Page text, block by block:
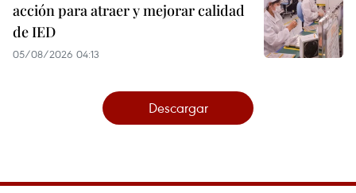
acción para atraer y mejorar calidad
de IED
05/08/2026 04:13
Descargar